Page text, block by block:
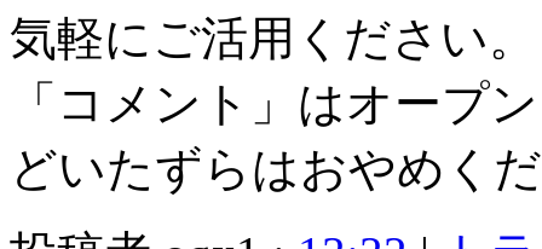
気軽にご活用ください。
「コメント」はオープ
どいたずらはおやめく